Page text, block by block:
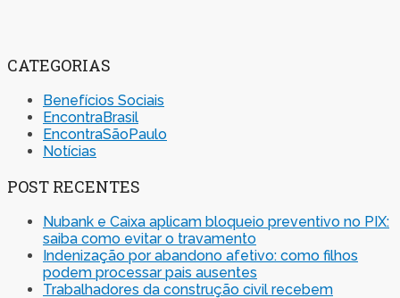
CATEGORIAS
Benefícios Sociais
EncontraBrasil
EncontraSãoPaulo
Notícias
POST RECENTES
Nubank e Caixa aplicam bloqueio preventivo no PIX:
saiba como evitar o travamento
Indenização por abandono afetivo: como filhos
podem processar pais ausentes
Trabalhadores da construção civil recebem